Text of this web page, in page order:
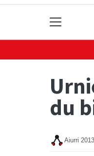
du
Aiurri